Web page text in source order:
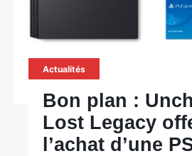
Actualités
Bon plan :
Lost Legacy
l’achat d’une